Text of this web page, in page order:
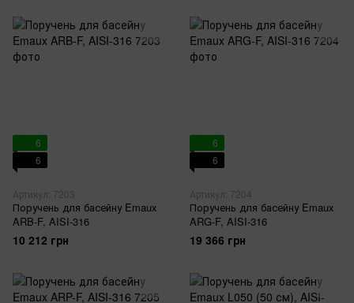
6
6
Артикул: 7203
Поручень для басейну Emaux
ARB-F, AISI-316
10 212 грн
6
6
Артикул: 7204
Поручень для басейну Emaux
ARG-F, AISI-316
19 366 грн